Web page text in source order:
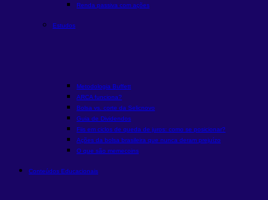
Renda passiva com ações
Estudos
Metodologia Buffett
ARCA funciona?
Bolsa vs. corte da Selicnovo
Guia de Dividendos
Fiis em ciclos de queda de juros: como se posicionar?
Ações da bolsa brasileira que nunca deram prejuízo
O que são memecoins
Conteúdos Educacionais